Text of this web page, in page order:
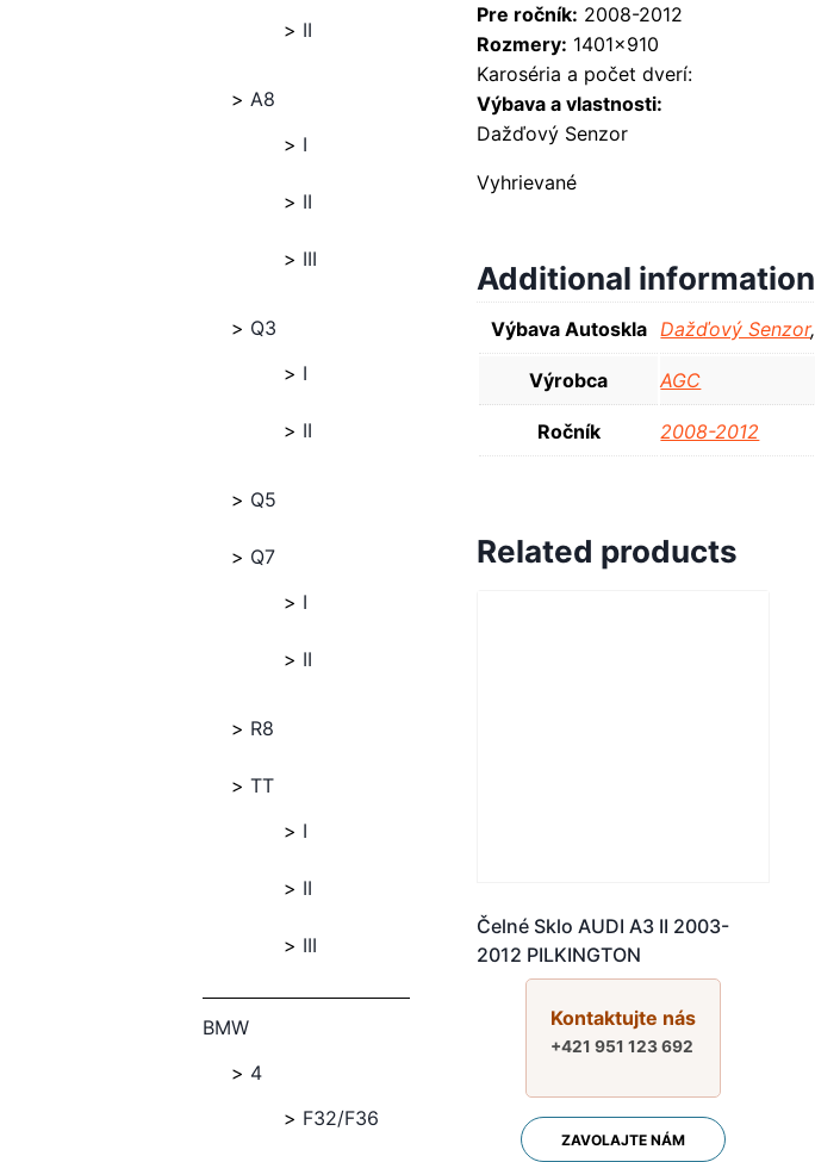
Pre ročník: 2008-2012
Rozmery: 1401×910
Karoséria a počet dverí:
Výbava a vlastnosti:
Dažďový Senzor
Vyhrievané
Additional information
Výbava Autoskla Dažďový Senzor,
Výrobca AGC
Ročník 2008-2012
Related products
Čelné Sklo AUDI A3 II 2003-
2012 PILKINGTON
Kontaktujte nás
+421 951 123 692
ZAVOLAJTE NÁM
II
A8
I
II
III
Q3
I
II
Q5
Q7
I
II
R8
TT
I
II
III
BMW
4
F32/F36